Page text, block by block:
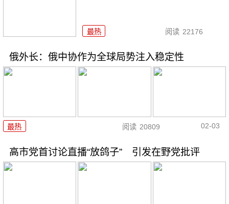
最热 阅读 22176
俄外长：俄中协作为全球局势注入稳定性
最热 阅读 20809 02-03
高市党首讨论直播“放鸽子” 引发在野党批评